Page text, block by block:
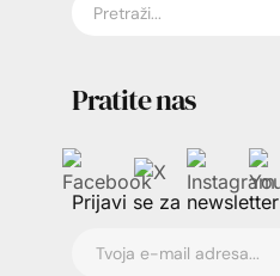
Pratite nas
Prijavi se za newsletter